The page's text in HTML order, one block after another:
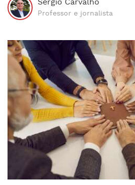
Professor e jornalista